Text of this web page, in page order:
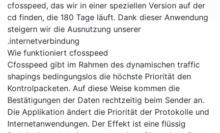
cfosspeed, das wir in einer speziellen Version auf der
cd finden, die 180 Tage läuft. Dank dieser Anwendung
steigern wir die Ausnutzung unserer
internetverbindung.
Wie funktioniert cfosspeed
Cfosspeed gibt im Rahmen des dynamischen traffic
shapings bedingungslos die höchste Priorität den
Kontrolpacketen. Auf diese Weise kommen die
Bestätigungen der Daten rechtzeitig beim Sender an.
Die Applikation ändert die Priorität der Protokolle und
Internetanwendungen. Der Effekt ist eine flüssig